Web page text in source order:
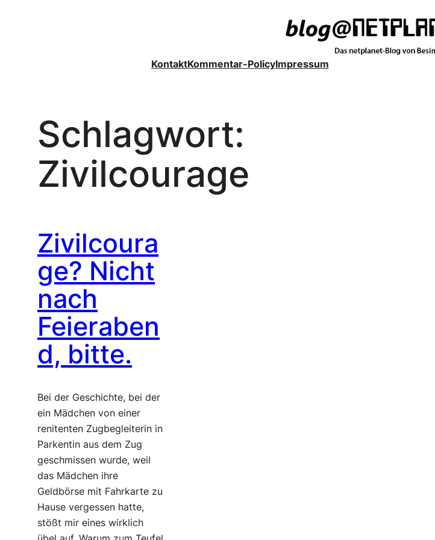
KontaktKommentar-PolicyImpressum
Schlagwort:
Zivilcourage
Zivilcoura
ge? Nicht
nach
Feieraben
d, bitte.
Bei der Geschichte, bei der
ein Mädchen von einer
renitenten Zugbegleiterin in
Parkentin aus dem Zug
geschmissen wurde, weil
das Mädchen ihre
Geldbörse mit Fahrkarte zu
Hause vergessen hatte,
stößt mir eines wirklich